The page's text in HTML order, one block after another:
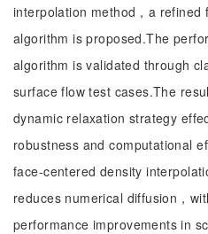
interpolation method，a refined
algorithm is proposed.The
algorithm is validated through
surface flow test cases.The
dynamic relaxation strategy
robustness and computational
face-centered density
reduces numerical diffusion，
performance improvements in